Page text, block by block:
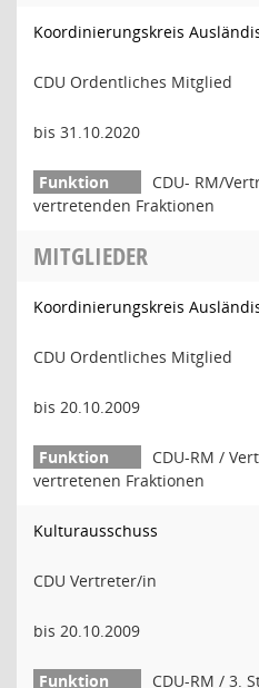
Koordinierungskreis
CDU Ordentliches Mitglied
bis 31.10.2020
CDU- RM/
vertretenden Fraktionen
MITGLIEDER
Koordinierungskreis
CDU Ordentliches Mitglied
bis 20.10.2009
CDU-RM /
vertretenen Fraktionen
Kulturausschuss
CDU Vertreter/in
bis 20.10.2009
CDU-RM / 3.